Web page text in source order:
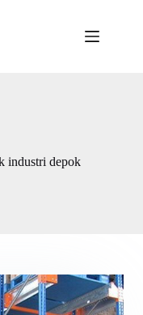
industri depok